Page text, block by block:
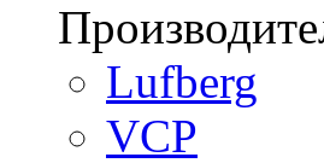
Lufberg
VCP